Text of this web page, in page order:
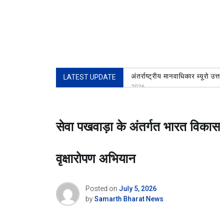
LATEST UPDATE अंतर्राष्ट्रीय मानवाधिकार
2026
श्रावण माह में हिंदू सुरक्षा सेवा
शिवभक्त कावड़ियों की श्रद्धाभाव
Aaj Ka Rashifal 8 Aug: इन 5
सेवा पखवाड़ा के अंतर्गत भारत
वृक्षारोपण अभियान
Posted on July 5, 2026
bySamarth Bharat News